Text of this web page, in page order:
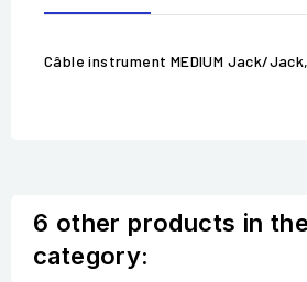
Câble instrument MEDIUM Jack/
6 other products in
category: